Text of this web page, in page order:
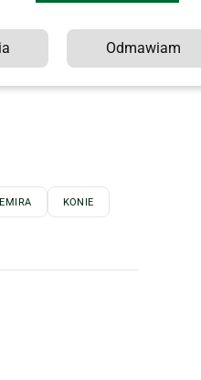
KONIE
Odmawiam